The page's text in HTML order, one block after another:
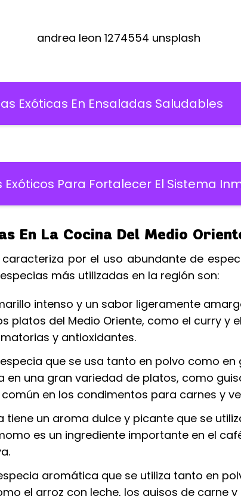
Exóticas En Ensaladas Saludables
Para Fortalecer El Sistema
En La Cocina Del Medio
caracteriza por el uso abundante de
más utilizadas en la región son:
intenso y un sabor ligeramente
platos del Medio Oriente, como el curry y
y antioxidantes.
que se usa tanto en polvo como
en una gran variedad de platos, como
en los condimentos para carnes y
tiene un aroma dulce y picante que se
es un ingrediente importante en el
aromática que se utiliza tanto en
el arroz con leche, los guisos de carne